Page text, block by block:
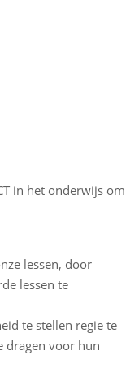
in het onderwijs om
lessen, door
lessen te
te stellen regie te
dragen voor hun